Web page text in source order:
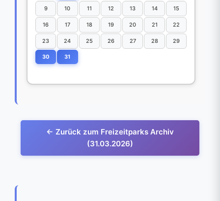
9 10 11 12 13 14 15
16 17 18 19 20 21 22
23 24 25 26 27 28 29
30 31
← Zurück zum Freizeitparks Archiv
(31.03.2026)